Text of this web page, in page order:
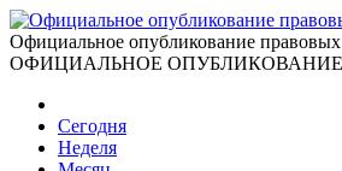
Официальное опубликование правовых
ОФИЦИАЛЬНОЕ ОПУБЛИКОВАНИЕ
Сегодня
Неделя